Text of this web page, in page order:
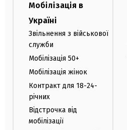
Мобілізація в
Україні
Звільнення з військової
служби
Мобілізація 50+
Мобілізація жінок
Контракт для 18-24-
річних
Відстрочка від
мобілізації